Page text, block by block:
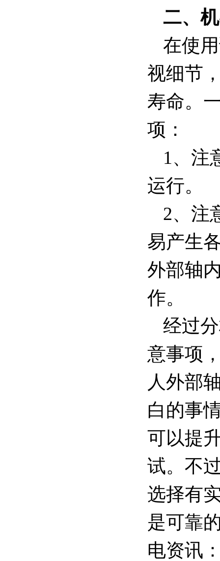
二、
在使
视细节
寿命。
项：
1、注
运行。
2、注
易产生
外部轴
作。
经过
意事项
人外部
白的事
可以提
试。不
选择有
是可靠
电资讯